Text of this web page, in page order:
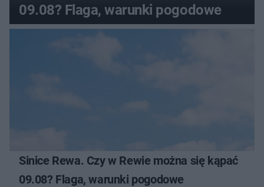
09.08? Flaga, warunki pogodowe
Sinice Rewa. Czy w Rewie można się kąpać
09.08? Flaga, warunki pogodowe